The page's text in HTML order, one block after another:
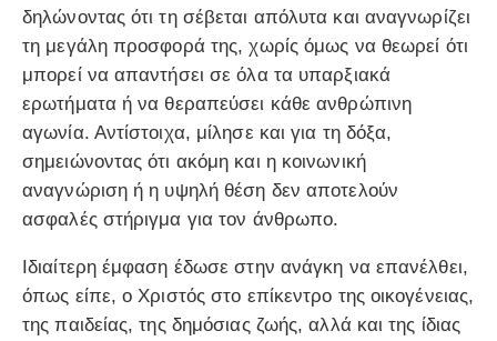
δηλώνοντας ότι τη σέβεται απόλυτα και αναγνωρίζει
τη μεγάλη προσφορά της, χωρίς όμως να θεωρεί ότι
μπορεί να απαντήσει σε όλα τα υπαρξιακά
ερωτήματα ή να θεραπεύσει κάθε ανθρώπινη
αγωνία. Αντίστοιχα, μίλησε και για τη δόξα,
σημειώνοντας ότι ακόμη και η κοινωνική
αναγνώριση ή η υψηλή θέση δεν αποτελούν
ασφαλές στήριγμα για τον άνθρωπο.
Ιδιαίτερη έμφαση έδωσε στην ανάγκη να επανέλθει,
όπως είπε, ο Χριστός στο επίκεντρο της οικογένειας,
της παιδείας, της δημόσιας ζωής, αλλά και της ίδιας